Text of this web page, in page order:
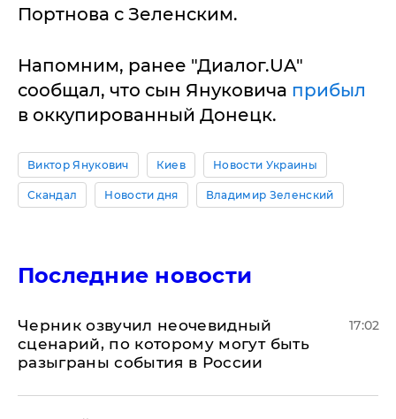
Портнова с Зеленским.
Напомним, ранее "Диалог.UA"
сообщал, что сын Януковича прибыл
в оккупированный Донецк.
Виктор Янукович Киев Новости Украины
Скандал Новости дня Владимир Зеленский
Последние новости
Черник озвучил неочевидный
сценарий, по которому могут быть
разыграны события в России
17:02